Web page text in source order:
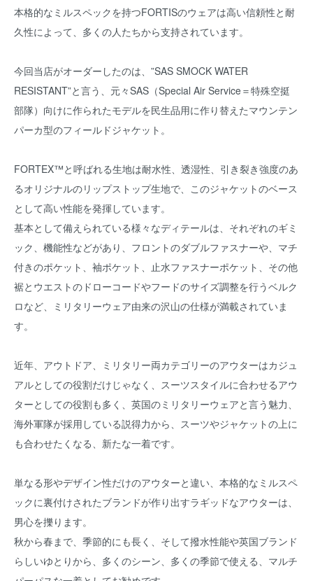
本格的なミルスペックを持つFORTISのウェアは高い信頼性と耐
久性によって、多くの人たちから支持されています。
今回当店がオーダーしたのは、”SAS SMOCK WATER
RESISTANT”と言う、元々SAS（Special Air Service＝特殊空挺
部隊）向けに作られたモデルを民生品用に作り替えたマウンテン
パーカ型のフィールドジャケット。
FORTEX™と呼ばれる生地は耐水性、透湿性、引き裂き強度のあ
るオリジナルのリップストップ生地で、このジャケットのベース
として高い性能を発揮しています。
基本として備えられている様々なディテールは、それぞれのギミ
ック、機能性などがあり、フロントのダブルファスナーや、マチ
付きのポケット、袖ポケット、止水ファスナーポケット、その他
裾とウエストのドローコードやフードのサイズ調整を行うベルク
ロなど、ミリタリーウェア由来の沢山の仕様が満載されていま
す。
近年、アウトドア、ミリタリー両カテゴリーのアウターはカジュ
アルとしての役割だけじゃなく、スーツスタイルに合わせるアウ
ターとしての役割も多く、英国のミリタリーウェアと言う魅力、
海外軍隊が採用している説得力から、スーツやジャケットの上に
も合わせたくなる、新たな一着です。
単なる形やデザイン性だけのアウターと違い、本格的なミルスペ
ックに裏付けされたブランドが作り出すラギッドなアウターは、
男心を擽ります。
秋から春まで、季節的にも長く、そして撥水性能や英国ブランド
らしいゆとりから、多くのシーン、多くの季節で使える、マルチ